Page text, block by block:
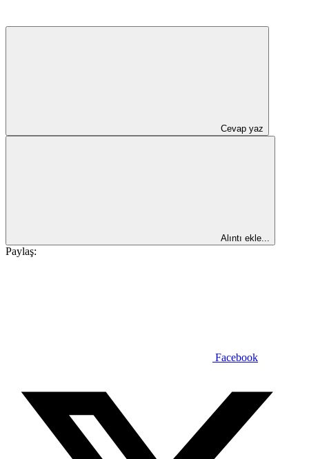
Cevap yaz
Alıntı ekle...
Paylaş:
Facebook